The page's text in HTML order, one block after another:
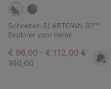
Schoenen SLABTOWN 62'™
Explorer voor heren
Minimum sale price:
€ 96,00 - Maximum sale
€ 112,00 €
160,00